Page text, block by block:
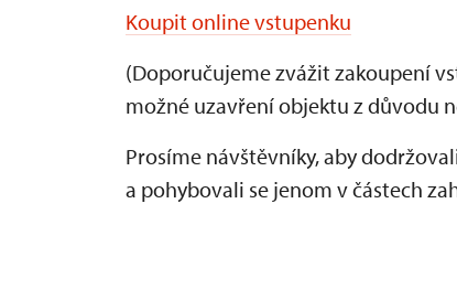
Koupit online vstupenku
(Doporučujeme zvážit zakoupení
možné uzavření objektu z důvodu
Prosíme návštěvníky, aby
a pohybovali se jenom v částech